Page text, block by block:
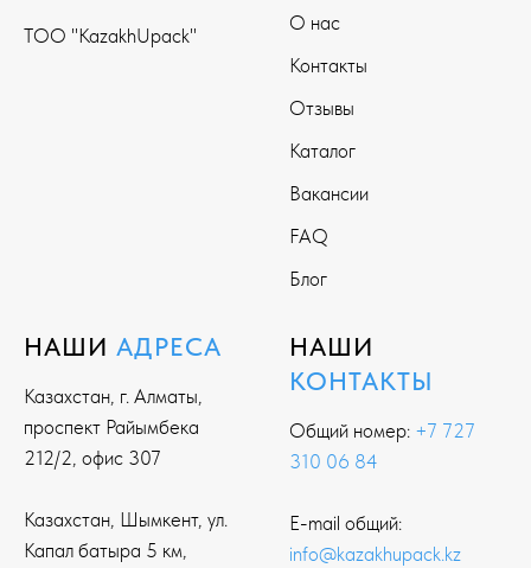
ТОО "KazakhUpack"
О нас
Контакты
Отзывы
Каталог
Вакансии
FAQ
Блог
НАШИ АДРЕСА
Казахстан, г. Алматы,
проспект Райымбека
212/2, офис 307
Казахстан, Шымкент, ул.
Капал батыра 5 км,
НАШИ
КОНТАКТЫ
Общий номер: +7 727
310 06 84
E-mail общий:
info@kazakhupack.kz